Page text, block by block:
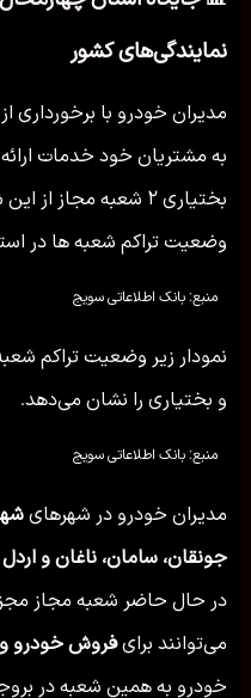
نمایندگی‌های کشور
به مشتریان خود خدمات
بختیاری ۲ شعبه مجاز
وضعیت تراکم شعبه ها در
منبع: بانک اطلاعاتی سویج
نمودار زیر وضعیت تراکم
و بختیاری را نشان می‌دهد.
منبع: بانک اطلاعاتی سویج
مدیران خودرو در شهرهای
جونقان، سامان، ناغان و اردل
در حال حاضر شعبه مجاز
می‌توانند برایفروش خودرو
خودرو به همین شعبه در